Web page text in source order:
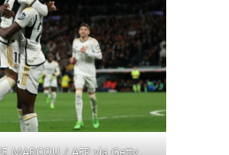
MARCOU / AFP via Getty